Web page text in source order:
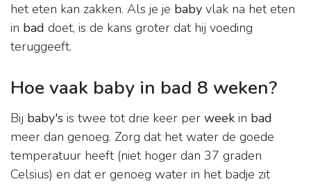
het eten kan zakken. Als je je baby vlak na het eten
in bad doet, is de kans groter dat hij voeding
teruggeeft.
Hoe vaak baby in bad 8 weken?
Bij baby's is twee tot drie keer per week in bad
meer dan genoeg. Zorg dat het water de goede
temperatuur heeft (niet hoger dan 37 graden
Celsius) en dat er genoeg water in het badje zit